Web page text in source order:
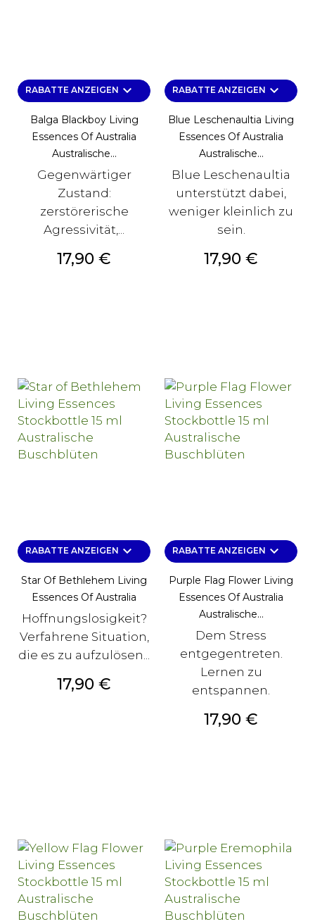
RABATTE ANZEIGEN keyboard_arrow_down
Balga Blackboy Living
Essences Of Australia
Australische...
Gegenwärtiger
Zustand:
zerstörerische
Agressivität,...
Preis
17,90 €
RABATTE ANZEIGEN keyboard_arrow_down
Blue Leschenaultia Living
Essences Of Australia
Australische...
Blue Leschenaultia
unterstützt dabei,
weniger kleinlich zu
sein.
Preis
17,90 €
RABATTE ANZEIGEN keyboard_arrow_down
Star Of Bethlehem Living
Essences Of Australia
Hoffnungslosigkeit?
Verfahrene Situation,
die es zu aufzulösen...
Preis
17,90 €
RABATTE ANZEIGEN keyboard_arrow_down
Purple Flag Flower Living
Essences Of Australia
Australische...
Dem Stress
entgegentreten.
Lernen zu
entspannen.
Preis
17,90 €